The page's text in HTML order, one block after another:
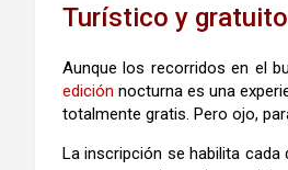
Turístico y
Aunque los recorridos en el
edición nocturna es una
totalmente gratis. Pero ojo,
La inscripción se habilita